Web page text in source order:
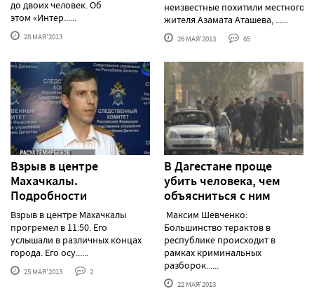
до двоих человек. Об
этом «Интер......
28 МАЯ'2013
неизвестные похитили местного
жителя Азамата Аташева, ......
26 МАЯ'2013 65
Взрыв в центре
Махачкалы.
Подробности
Взрыв в центре Махачкалы
прогремел в 11:50. Его
услышали в различных концах
города. Его осу......
25 МАЯ'2013 2
В Дагестане проще
убить человека, чем
объясниться с ним
Максим Шевченко:
Большинство терактов в
республике происходит в
рамках криминальных
разборок......
22 МАЯ'2013